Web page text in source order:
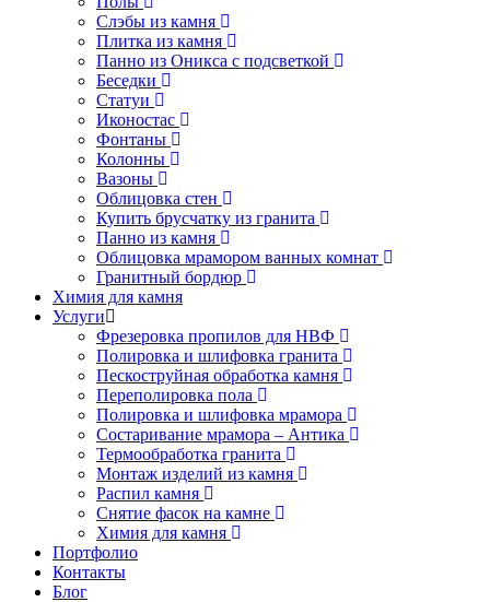
Слэбы из камня
Плитка из камня
Панно из Оникса с подсветкой
Беседки
Статуи
Иконостас
Фонтаны
Колонны
Вазоны
Облицовка стен
Купить брусчатку из гранита
Панно из камня
Облицовка мрамором ванных комнат
Гранитный бордюр
Химия для камня
Услуги
Фрезеровка пропилов для НВФ
Полировка и шлифовка гранита
Пескоструйная обработка камня
Переполировка пола
Полировка и шлифовка мрамора
Состаривание мрамора – Антика
Термообработка гранита
Монтаж изделий из камня
Распил камня
Снятие фасок на камне
Химия для камня
Портфолио
Контакты
Блог